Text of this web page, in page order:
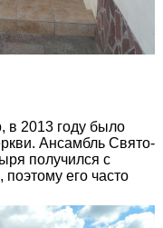
в 2013 году было
Ансамбль Свято-
получился с
его часто